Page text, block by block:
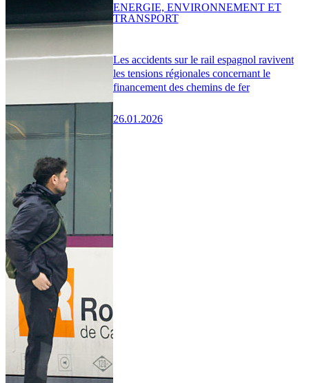
Les accidents sur le rail espagnol ravivent
les tensions régionales concernant le
financement des chemins de fer
26.01.2026
ENERGIE, ENVIRONNEMENT ET
TRANSPORT